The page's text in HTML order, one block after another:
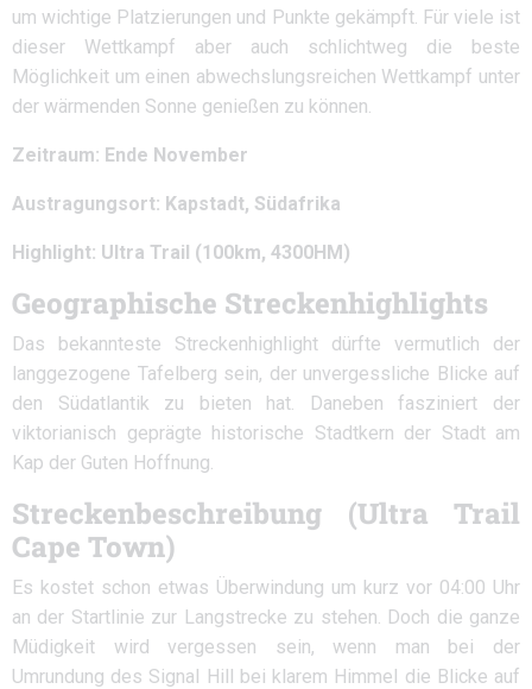
um wichtige Platzierungen und Punkte gekämpft. Für viele ist
dieser Wettkampf aber auch schlichtweg die beste
Möglichkeit um einen abwechslungsreichen Wettkampf unter
der wärmenden Sonne genießen zu können.
Zeitraum: Ende November
Austragungsort: Kapstadt, Südafrika
Highlight: Ultra Trail (100km, 4300HM)
Geographische Streckenhighlights
Das bekannteste Streckenhighlight dürfte vermutlich der
langgezogene Tafelberg sein, der unvergessliche Blicke auf
den Südatlantik zu bieten hat. Daneben fasziniert der
viktorianisch geprägte historische Stadtkern der Stadt am
Kap der Guten Hoffnung.
Streckenbeschreibung (Ultra Trail
Cape Town)
Es kostet schon etwas Überwindung um kurz vor 04:00 Uhr
an der Startlinie zur Langstrecke zu stehen. Doch die ganze
Müdigkeit wird vergessen sein, wenn man bei der
Umrundung des Signal Hill bei klarem Himmel die Blicke auf